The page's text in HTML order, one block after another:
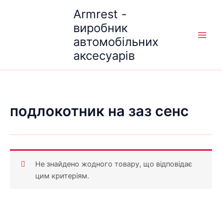
Armrest -
виробник
автомобільних
аксесуарів
подлокотник на заз сенс
Не знайдено жодного товару, що відповідає
цим критеріям.